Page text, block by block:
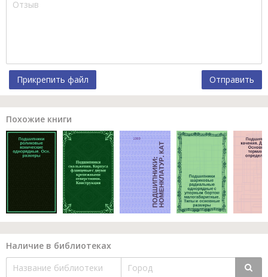
Прикрепить файл Отправить
Похожие книги
Наличие в библиотеках